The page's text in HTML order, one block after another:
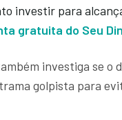
investir para
gratuita do Seu
investiga se
golpista para